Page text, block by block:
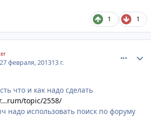
1 1
27 февраля, 201313 г.
что и как надо сделать
topic/2558/
надо использовать поиск по форуму